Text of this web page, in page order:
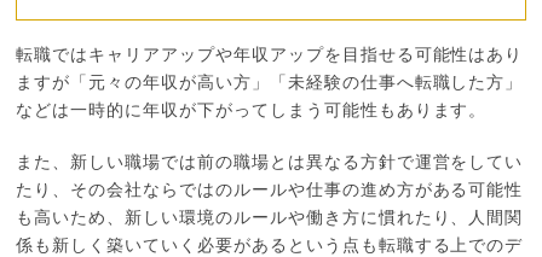
転職ではキャリアアップや年収アップを目指せる可能性はあり
ますが「元々の年収が高い方」「未経験の仕事へ転職した方」
などは一時的に年収が下がってしまう可能性もあります。
また、新しい職場では前の職場とは異なる方針で運営をしてい
たり、その会社ならではのルールや仕事の進め方がある可能性
も高いため、新しい環境のルールや働き方に慣れたり、人間関
係も新しく築いていく必要があるという点も転職する上でのデ